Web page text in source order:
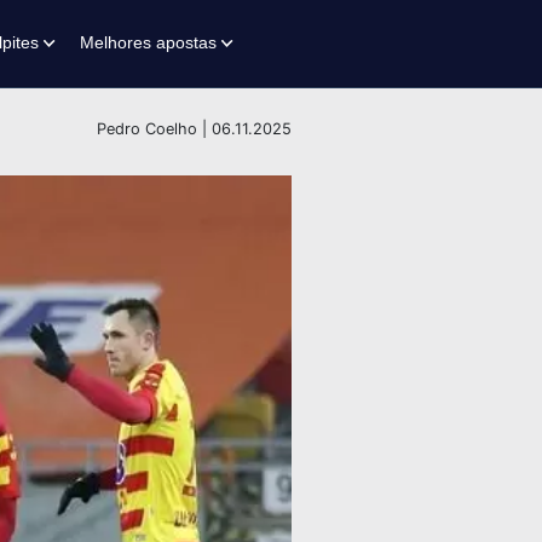
Melhores apostas
Pedro Coelho | 06.11.2025